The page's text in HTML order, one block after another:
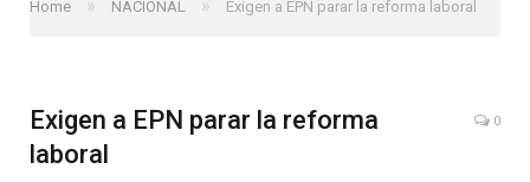
Home » NACIONAL » Exigen a EPN parar la reforma laboral
Exigen a EPN parar la reforma
laboral
0